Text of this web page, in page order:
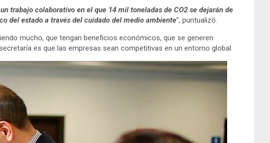
trabajo colaborativo en el que 14 mil toneladas de CO2 se dejarán de
del estado a través del cuidado del medio ambiente”, puntualizó.
mucho, que tengan beneficios económicos, que se generen
es que las empresas sean competitivas en un entorno global.